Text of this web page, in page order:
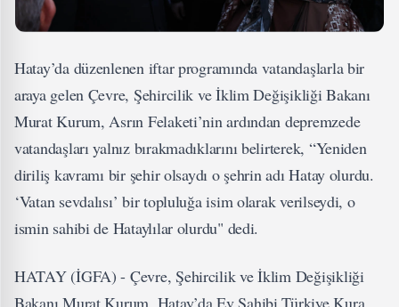
Hatay’da düzenlenen iftar programında vatandaşlarla bir
araya gelen Çevre, Şehircilik ve İklim Değişikliği Bakanı
Murat Kurum, Asrın Felaketi’nin ardından depremzede
vatandaşları yalnız bırakmadıklarını belirterek, “Yeniden
diriliş kavramı bir şehir olsaydı o şehrin adı Hatay olurdu.
‘Vatan sevdalısı’ bir topluluğa isim olarak verilseydi, o
ismin sahibi de Hataylılar olurdu" dedi.
HATAY (İGFA) - Çevre, Şehircilik ve İklim Değişikliği
Bakanı Murat Kurum, Hatay’da Ev Sahibi Türkiye Kura